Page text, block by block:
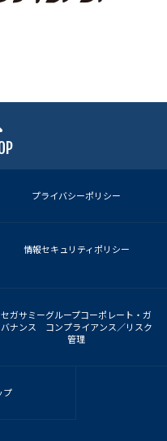
プライバシーポリシー
情報セキュリティポリシー
セガサミーグループコーポレート・ガ
バナンス コンプライアンス／リスク
管理
プ